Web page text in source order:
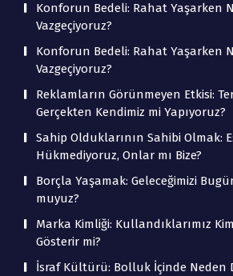
Konforun Bedeli: Rahat Yaşarken
Vazgeçiyoruz?
Konforun Bedeli: Rahat Yaşarken
Vazgeçiyoruz?
Reklamların Görünmeyen Etkisi:
Gerçekten Kendimiz mi Yapıyoruz?
Sahip Olduklarının Sahibi Olmak:
Hükmediyoruz, Onlar mı Bize?
Borçla Yaşamak: Geleceğimizi
muyuz?
Marka Kimliği: Kullandıklarımız
Gösterir mi?
İsraf Kültürü: Bolluk İçinde Neden